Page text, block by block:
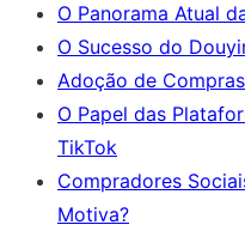
O Panorama Atual
O Sucesso do
Adoção de
O Papel das
TikTok
Compradores
Motiva?